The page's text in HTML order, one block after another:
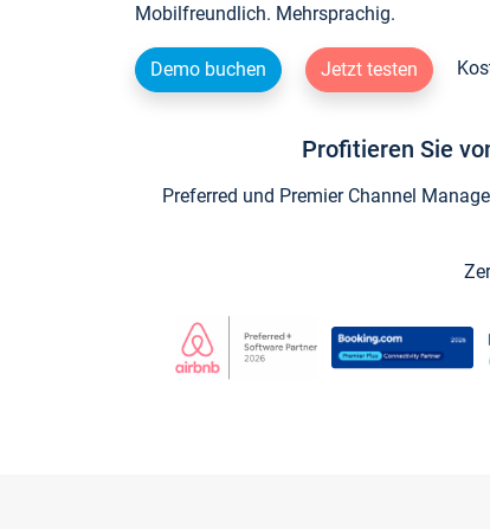
Mobilfreundlich. Mehrsprachig.
Demo buchen Jetzt testen
Profitieren Sie
Preferred und Premier Channel